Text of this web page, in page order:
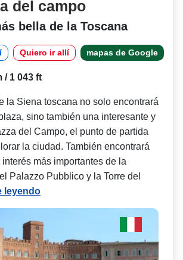
del campo
bella de la Toscana
Quiero ir allí mapas de Google
/ 1 043 ft
la Siena toscana no solo encontrará
sino también una interesante y
del Campo, el punto de partida
la ciudad. También encontrará
interés más importantes de la
Palazzo Pubblico y la Torre del
leyendo